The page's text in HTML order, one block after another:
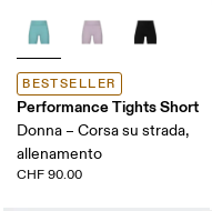
BESTSELLER
Performance Tights Short
Donna – Corsa su strada,
allenamento
CHF 90.00